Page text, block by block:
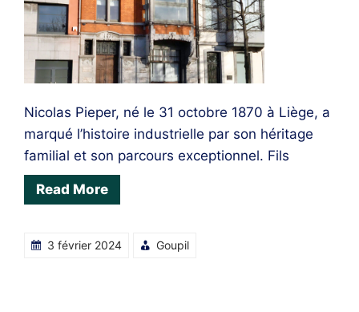
Nicolas Pieper, né le 31 octobre 1870 à Liège, a
marqué l’histoire industrielle par son héritage
familial et son parcours exceptionnel. Fils
Read More
3 février 2024 Goupil